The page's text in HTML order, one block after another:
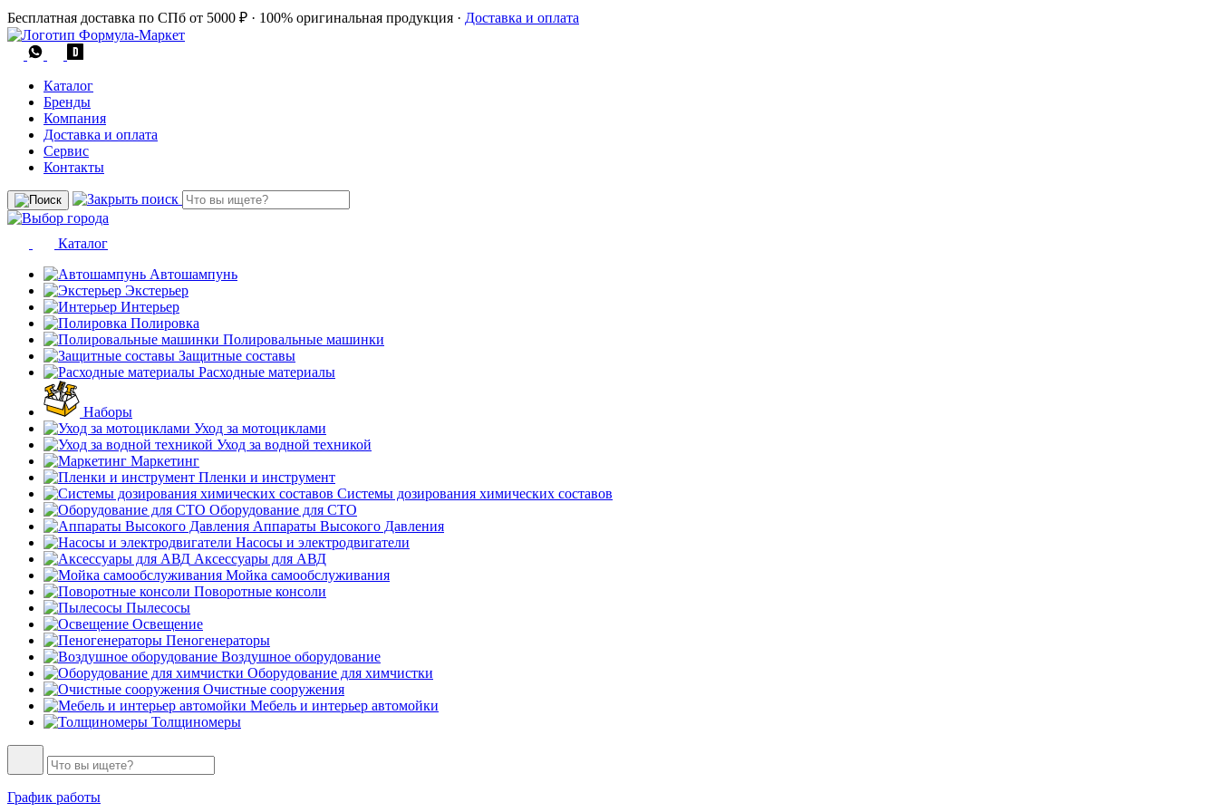
Бесплатная доставка по СПб от 5000 ₽ · 100% оригинальная продукция · Доставка и оплата
Каталог
Бренды
Компания
Доставка и оплата
Сервис
Контакты
Каталог
Автошампунь
Экстерьер
Интерьер
Полировка
Полировальные машинки
Защитные составы
Расходные материалы
Наборы
Уход за мотоциклами
Уход за водной техникой
Маркетинг
Пленки и инструмент
Системы дозирования химических составов
Оборудование для СТО
Аппараты Высокого Давления
Насосы и электродвигатели
Аксессуары для АВД
Мойка самообслуживания
Поворотные консоли
Пылесосы
Освещение
Пеногенераторы
Воздушное оборудование
Оборудование для химчистки
Очистные сооружения
Мебель и интерьер автомойки
Толщиномеры
График работы